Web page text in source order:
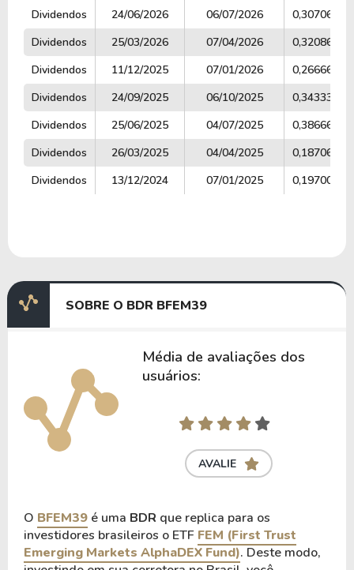
TIPO
DATA COM PAGAMENTO VALOR
Dividendos 24/06/2026 06/07/2026
0,30706667
Dividendos
25/03/2026 07/04/2026
0,32086667
Dividendos
11/12/2025 07/01/2026
0,26666667
Dividendos
24/09/2025 06/10/2025
0,34333333
Dividendos
25/06/2025 04/07/2025
0,38666666
Dividendos
26/03/2025 04/04/2025
0,18706666
Dividendos
13/12/2024 07/01/2025 0,19700000
SOBRE O BDR BFEM39
Média de avaliações dos
usuários:
AVALIE
O BFEM39 é uma BDR que replica para os
investidores brasileiros o ETF FEM (First Trust
Emerging Markets AlphaDEX Fund). Deste modo,